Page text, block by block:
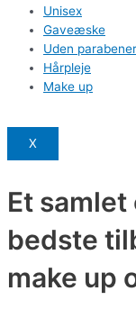
Unisex
Gaveæske
Uden parabener
Hårpleje
Make up
X
Et
bedste
make up